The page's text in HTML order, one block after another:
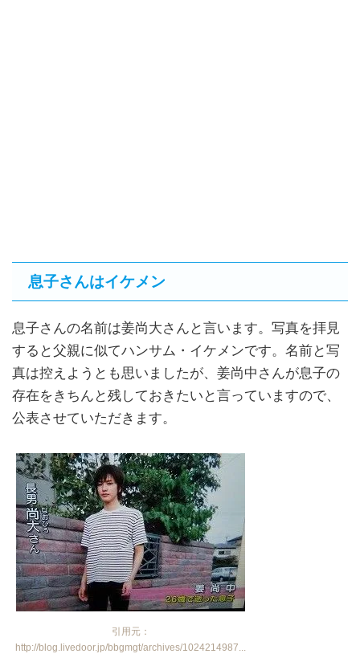
息子さんはイケメン
息子さんの名前は姜尚大さんと言います。写真を拝見
すると父親に似てハンサム・イケメンです。名前と写
真は控えようとも思いましたが、姜尚中さんが息子の
存在をきちんと残しておきたいと言っていますので、
公表させていただきます。
引用元：
http://blog.livedoor.jp/bbgmgt/archives/1024214987...